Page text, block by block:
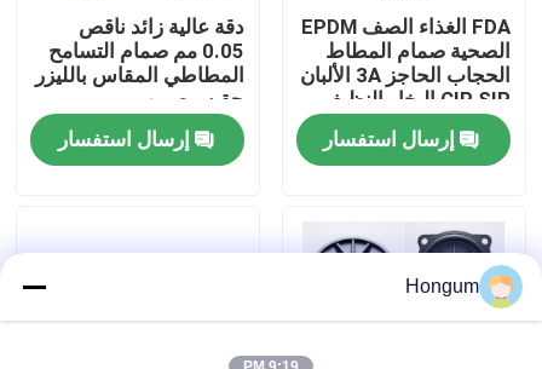
أخبار
القضايا
الأختام المطاطية الغشائية
FDA الغذاء الصف EPDM
الصحية صمام المطاط
الحجاب الحاجز 3A الألبان
CIP SIP البخار النظيف
متوافق
إرسال استفسار
دقة عالية زائد ناقص
0.05 مم صمام التسامح
المطاطي المقاس بالليزر
حقن مصبوب
إرسال استفسار
Hongum